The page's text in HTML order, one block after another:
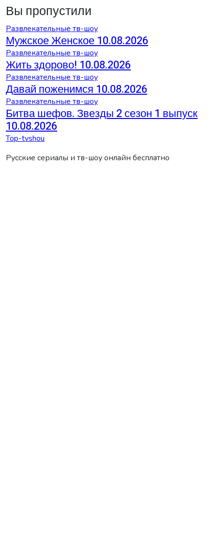
Вы пропустили
Развлекательные тв-шоу
Мужское Женское 10.08.2026
Развлекательные тв-шоу
Жить здорово! 10.08.2026
Развлекательные тв-шоу
Давай поженимся 10.08.2026
Развлекательные тв-шоу
Битва шефов. Звезды 2 сезон 1 выпуск
10.08.2026
Top-tvshou
Русские сериалы и тв-шоу онлайн бесплатно